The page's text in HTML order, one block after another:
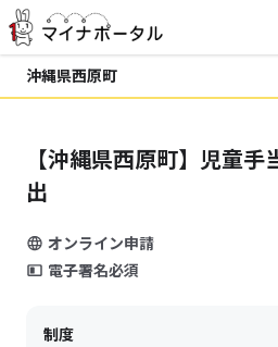
沖縄県西原町
【沖縄県西原町】児童
出
オンライン申請
電子署名必須
制度